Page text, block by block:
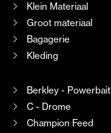
Klein Materiaal
Groot materiaal
Bagagerie
Kleding
Berkley - Powerbait
C - Drome
Champion Feed